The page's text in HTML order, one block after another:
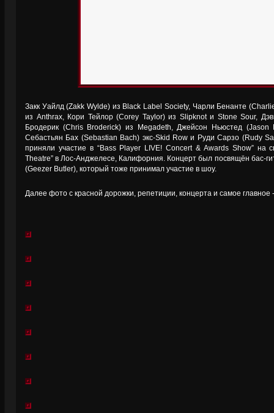
Закк Уайлд (Zakk Wylde) из Black Label Society, Чарли Бенанте
из Anthrax, Кори Тейлор (Corey Taylor) из Slipknot и Stone Sour,
Бродерик (Chris Broderick) из Megadeth, Джейсон Ньюстед (Jason
Себастьян Бах (Sebastian Bach) экс-Skid Row и Руди Сарзо (Rudy
приняли участие в “Bass Player LIVE! Concert & Awards Show” на
Theatre” в Лос-Анджелесе, Калифорния. Концерт был посвящён бас-
(Geezer Butler), который тоже принимал участие в шоу.
Далее фото с красной дорожки, репетиции, концерта и самое главное